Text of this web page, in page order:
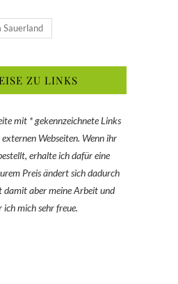
ZU LINKS
mit * gekennzeichnete Links
Webseiten. Wenn ihr
erhalte ich dafür eine
Preis ändert sich dadurch
aber meine Arbeit und
mich sehr freue.